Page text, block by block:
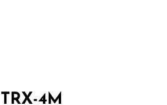
4M